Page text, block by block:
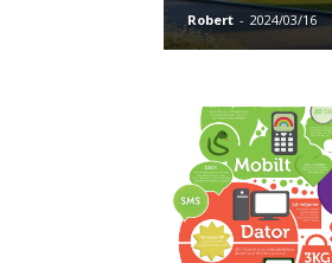
Robert - 2024/03/16